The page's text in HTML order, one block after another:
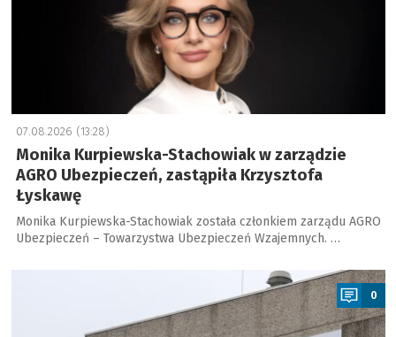
07.08.2026 (13:28)
Monika Kurpiewska-Stachowiak w zarządzie
AGRO Ubezpieczeń, zastąpiła Krzysztofa
Łyskawę
Monika Kurpiewska-Stachowiak została członkiem zarządu AGRO
Ubezpieczeń – Towarzystwa Ubezpieczeń Wzajemnych. …
0